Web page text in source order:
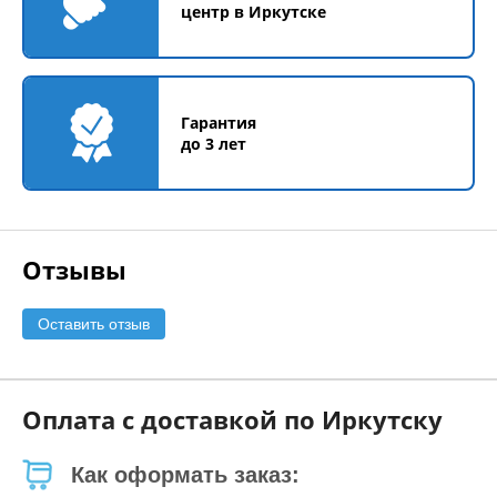
центр в Иркутске
Гарантия
до 3 лет
Отзывы
Оставить отзыв
Оплата с доставкой по Иркутску
Как оформать заказ: